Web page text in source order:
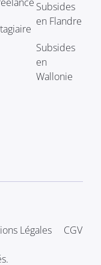
Subsides
en Flandre
Subsides
en
Wallonie
Légales CGV